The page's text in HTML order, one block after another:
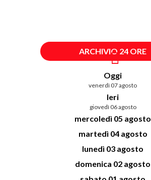
ARCHIVIO 24 ORE
Oggi
venerdì 07 agosto
Ieri
giovedì 06 agosto
mercoledì 05 agosto
martedì 04 agosto
lunedì 03 agosto
domenica 02 agosto